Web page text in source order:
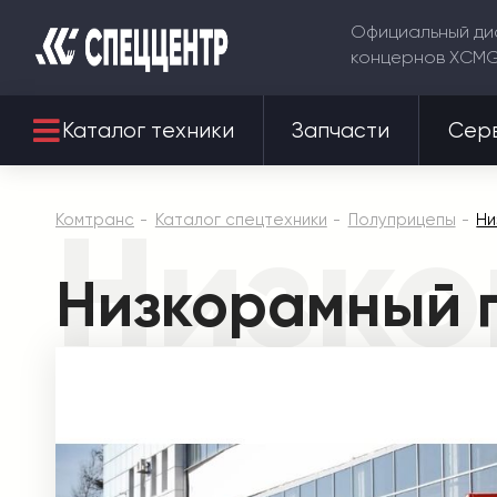
Официальный
концернов
Каталог техники Запчасти
Комтранс Каталог спецтехники Полуприцепы
Низкорамный